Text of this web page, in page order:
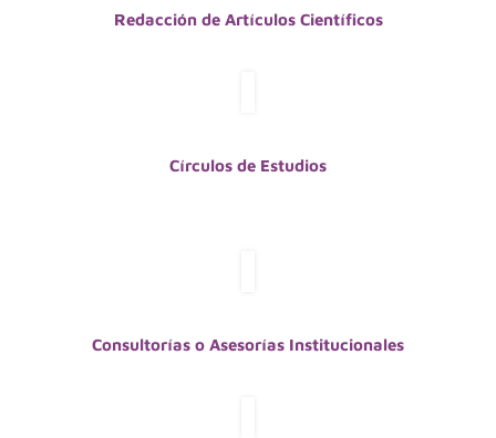
Redacción de Artículos Científicos
Círculos de Estudios
Consultorías o Asesorías Institucionales